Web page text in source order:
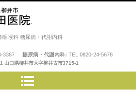
咽喉科 糖尿病・代謝内科
3387 糖尿病・代謝内科: TEL. 0820-24-5678
山口県柳井市大字柳井古市3715-1